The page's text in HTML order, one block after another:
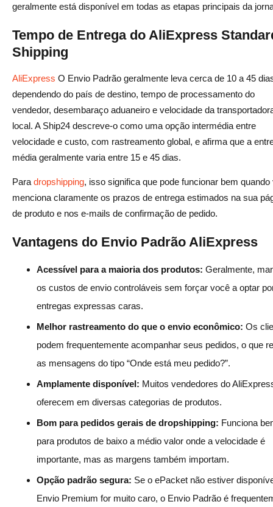
geralmente está disponível em todas as etapas principais da
Tempo de Entrega do AliExpress
Shipping
AliExpress O Envio Padrão geralmente leva cerca de 10 a 45
dependendo do país de destino, tempo de processamento do
vendedor, desembaraço aduaneiro e velocidade da
local. A Ship24 descreve-o como uma opção intermédia entre
velocidade e custo, com rastreamento global, e afirma que a
média geralmente varia entre 15 e 45 dias.
Para dropshipping, isso significa que pode funcionar bem quando
menciona claramente os prazos de entrega estimados na sua
de produto e nos e-mails de confirmação de pedido.
Vantagens do Envio Padrão AliExpress
Acessível para a maioria dos produtos: Geralmente,
os custos de envio controláveis sem forçar você a optar
entregas expressas caras.
Melhor rastreamento do que o envio econômico: Os
podem frequentemente acompanhar seus pedidos, o que
as mensagens do tipo “Onde está meu pedido?”.
Amplamente disponível: Muitos vendedores do
oferecem em diversas categorias de produtos.
Bom para pedidos gerais de dropshipping: Funciona
para produtos de baixo a médio valor onde a velocidade é
importante, mas as margens também importam.
Opção padrão segura: Se o ePacket não estiver
Envio Premium for muito caro, o Envio Padrão é